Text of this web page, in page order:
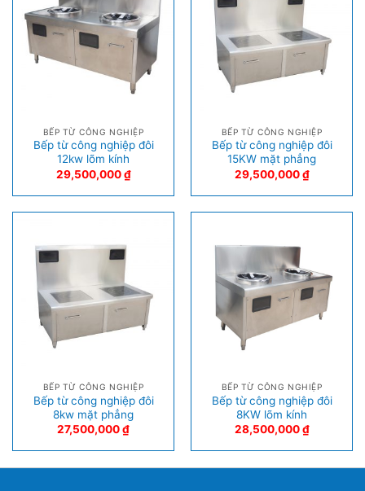
BẾP TỪ CÔNG NGHIỆP
Bếp từ công nghiệp đôi
12kw lõm kính
29,500,000₫
BẾP TỪ CÔNG NGHIỆP
Bếp từ công nghiệp đôi
15KW mặt phẳng
29,500,000₫
BẾP TỪ CÔNG NGHIỆP
Bếp từ công nghiệp đôi
8kw mặt phẳng
27,500,000₫
BẾP TỪ CÔNG NGHIỆP
Bếp từ công nghiệp đôi
8KW lõm kính
28,500,000₫